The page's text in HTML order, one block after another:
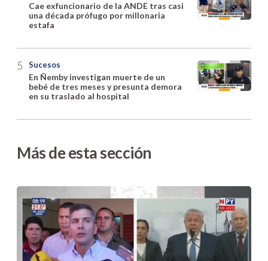
Cae exfuncionario de la ANDE tras casi
una década prófugo por millonaria
estafa
Sucesos
En Ñemby investigan muerte de un
bebé de tres meses y presunta demora
en su traslado al hospital
Más de esta sección